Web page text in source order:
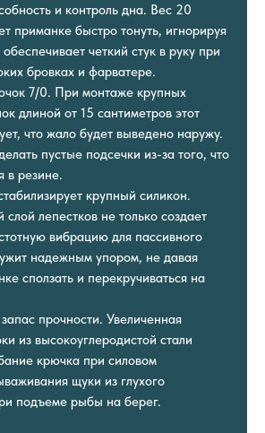
и контроль дна. Вес 20
приманке быстро тонуть, игнорируя
четкий стук в руку при
бровках и фарватере.
7/0. При монтаже крупных
длиной от 15 сантиметров этот
что жало будет выведено наружу.
пустые подсечки из-за того, что
в резине.
крупный силикон.
лепестков не только создает
вибрацию для пассивного
надежным упором, не давая
сползать и перекручиваться на
прочности. Увеличенная
из высокоуглеродистой стали
крючка при силовом
щуки из глухого
подъеме рыбы на берег.